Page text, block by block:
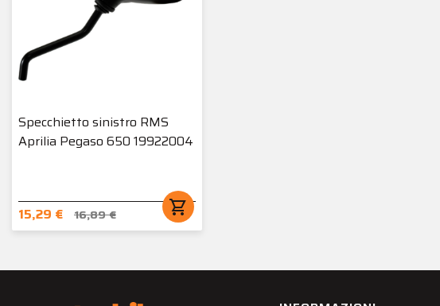
Specchietto sinistro RMS
Aprilia Pegaso 650 19922004
15,29 € 16,89 € shopping_cart